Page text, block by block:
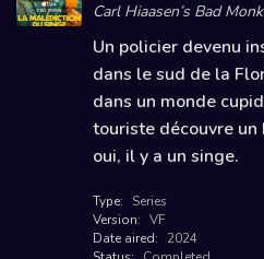
Carl Hiaasen’s Bad
Un policier devenu
dans le sud de la
dans un monde
touriste découvre un
oui, il y a un singe.
Type:
Series
Version: VF
Date aired:
2024